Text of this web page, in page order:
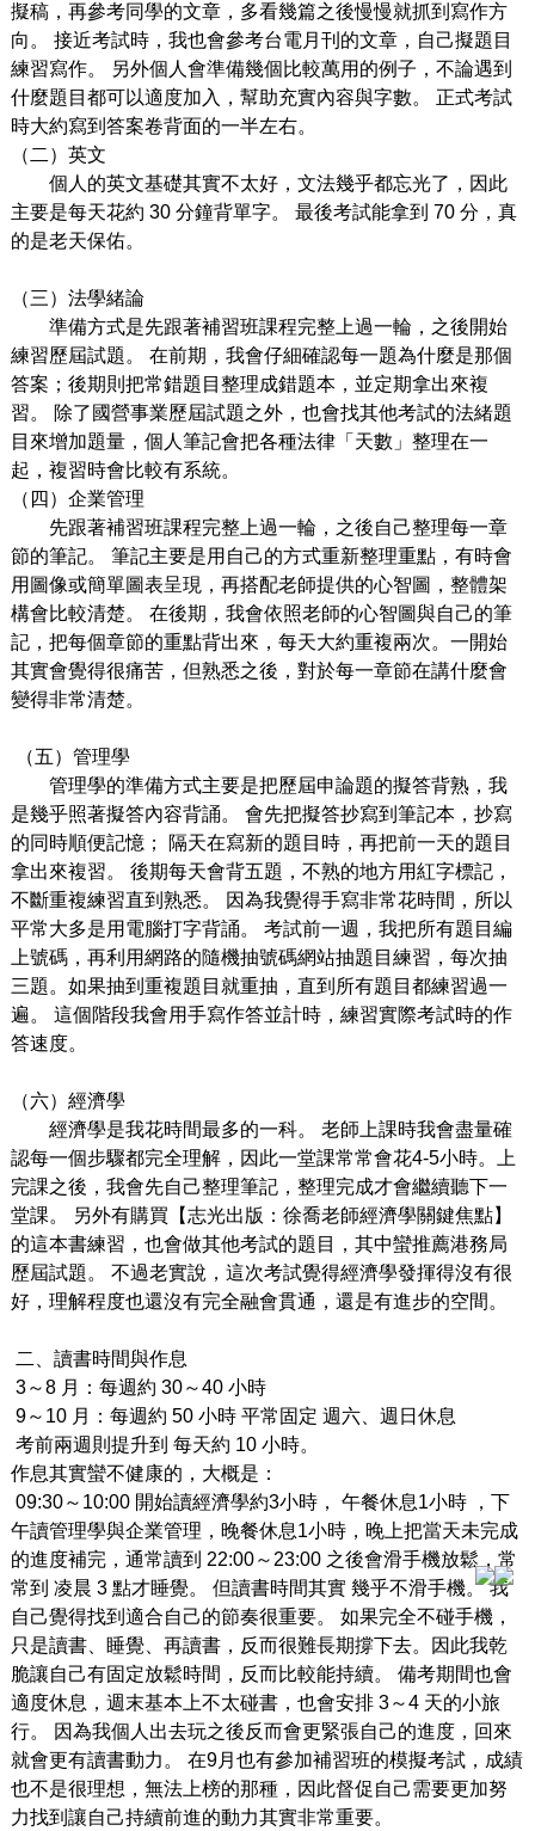
擬稿，再參考同學的⽂章， 多看幾篇之後慢慢就抓到寫作⽅
向。
接近考試時，我也會參考台電 月 刊 的文章， 自己擬題 目
練習寫作。
另外個人 會準備幾個比較萬用的例子 ，不論遇到
什麼題 ⽬ 都可以適度加入，幫助充實內容與字數。
正式考試
時大約寫到 答案卷背面的⼀半左右。
（ ⼆ ）英文
個 ⼈ 的英文基礎其實不太好， 文法幾乎都忘光了，因此
主要是每天花約 30 分鐘背單字。 最後考試能拿到 70 分，真
的是老天保佑。
（三）法學緒論
準備⽅式是先跟著補習班課程完整上過⼀輪，之後開始
練習歷屆試題。
在前期，我會仔細確認每⼀題為什麼是那個
答案； 後期則把常錯題 目 整理成錯題本，並定期拿出來複
習。
除了國營事業歷屆試題之外，也會找其他考試的法緒題
目 來增加題量， 個人 筆記會把各種法律「天數」整理在⼀
起，複習時會比較有系統。
（四）企業管理
先跟著補習班課程完整上過⼀輪，之後自己整理每⼀章
節的筆記。
筆記主要是用自己的方式重新整理重點，有時會
用 圖像或簡單圖表呈現，再搭配老師提供的心智圖，整體架
構會比較清楚。
在後期，我會依照老師的心智圖與自己的筆
記，把每個章節的重點背出來，每天大約重複兩次。 ⼀開始
其實會覺得很痛苦，但熟悉之後，對於每⼀章節在講什麼會
變得非常清楚。
（五）管理學
管理學的準備方式主要是把歷屆申論題的擬答背熟，我
是幾乎照著擬答內容背誦。 會先把擬答抄寫到筆記本，抄寫
的同時順便記憶； 隔天在寫新的題 目 時，再把前⼀天的題 目
拿出來複習。
後期每天會背五題，不熟的地方用紅字標記，
不斷重複練習直到熟悉。
因為我覺得手寫非常花時間，所以
平常大多是用 電腦打字背誦。 考試前⼀週，我把所有題 目 編
上號碼，再利 用網路的隨機抽號碼網站抽題 目 練習，每次抽
三題。如果抽到重複題 目 就重抽，直到所有題 目 都練習過⼀
遍。
這個階段我會用手寫作答並計時，練習實際考試時的作
答速度。
（六）經濟學
經濟學是我花時間最多的⼀科。
老師上課時我會盡量確
認每⼀個步驟都完全理解，因此⼀堂課常常會花4-5小時。上
完課之後，我會先自己整理筆記，整理完成才會繼續聽下⼀
堂課。
另外有購買【志光出版：徐喬老師經濟學關鍵焦點】
的這本書練習，也會做其他考試的題 目 ，其中蠻推薦港務局
歷屆試題。 不過老實說，這次考試覺得經濟學發揮得沒有很
好，理解程度也還沒有完全融會貫通，還是有進步的空間。
二、讀書時間與作息
3～8 ⽉ ：每週約 30～40 小時
9～10 ⽉ ：每週約 50 ⼩時平常固定 週六、週 日 休息
考前兩週則提升到 每天約 10 ⼩時。
作息其實蠻不健康的， 大概是：
09:30～10:00 開始讀經濟學約3小時， 午餐休息1小時 ， 下
午讀管理學與企業管理 ， 晚餐休息1小時， 晚上把當天未完成
的進度補完，通常讀到 22:00～23:00 之後會滑⼿機放鬆，常
常到 凌晨 3 點才睡覺。 但讀書時間其實 幾乎不滑手機。我
自己覺得找到 適合自己的節奏很重要。 如果完全不碰⼿機，
只是讀書、睡覺、再讀書，反⽽很難長期撐下去。因此我乾
脆讓自己有固定放鬆時間，反而比較能持續。
備考期間也會
適度休息，週末基本上不太碰書，也會安排 3～4 天的⼩旅
⾏。 因為我個 人 出去玩之後反而會更緊張自己的進度，回來
就會更有讀書動力 。 在9月 也有參加補習班的模擬考試，成績
也不是很理想，無法上榜的那種，因此督促 自己需要更加努
力找到讓自己持續前進的動力其實非常重要。